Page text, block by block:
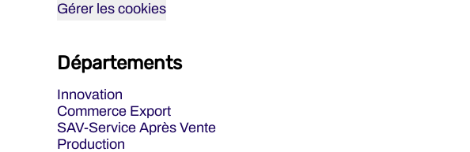
Gérer les cookies
Départements
Innovation
Commerce Export
SAV-Service Après Vente
Production